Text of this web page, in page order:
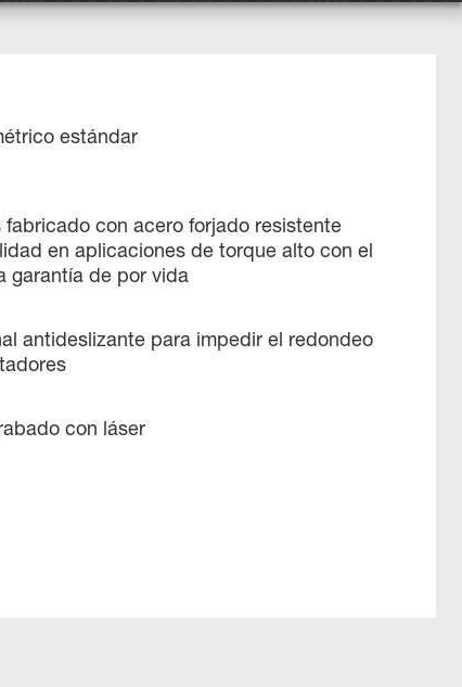
estándar
con acero forjado resistente
en aplicaciones de torque alto con el
garantía de por vida
antideslizante para impedir el redondeo
con láser